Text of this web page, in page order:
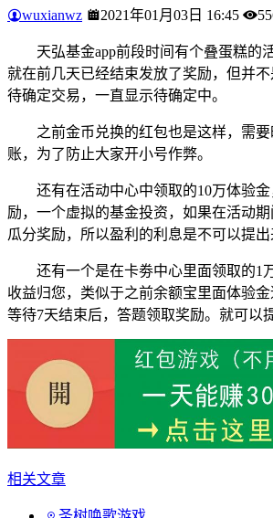
wuxianwz 2021年01月03日 16:45
天弘基金app前段时间有个叠蛋糕的
就在前几天已经结束发放了奖励，但并
待确定交易，一直显示待确定中。
之前金币兑换的红包也是这样，需
账，为了防止大家开小号作弊。
还有在活动中心中领取的10万体验
励，一个虚拟的基金投资，如果在活动
瓜分奖励，所以盈利的利息是不可以提出
还有一个是在卡劵中心里面领取的1
收益归您，类似于之前余额宝里面体验
等待7天结束后，答题领取奖励。就可以
相关文章